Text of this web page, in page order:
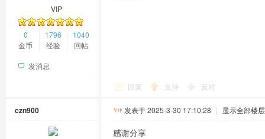
VIP
0
金币
1796
经验
1040
回帖
发消息
回复 支持 反对
czn900 发表于 2025-3-30 17:10:28 | 显示全部楼层
感谢分享